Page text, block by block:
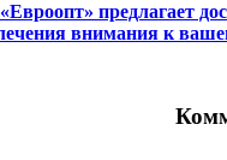
предлагает
внимания к